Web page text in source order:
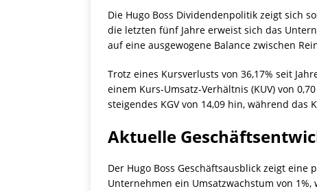
Die Hugo Boss Dividendenpolitik zeigt sich
die letzten fünf Jahre erweist sich das
auf eine ausgewogene Balance zwischen
Trotz eines Kursverlusts von 36,17% seit
einem Kurs-Umsatz-Verhältnis (KUV) von
steigendes KGV von 14,09 hin, während das
Aktuelle
Der Hugo Boss Geschäftsausblick zeigt
Unternehmen ein Umsatzwachstum von